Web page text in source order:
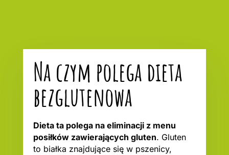
Na czym polega dieta
bezglutenowa
Dieta ta polega na eliminacji z menu
posiłków zawierających gluten. Gluten
to białka znajdujące się w pszenicy,